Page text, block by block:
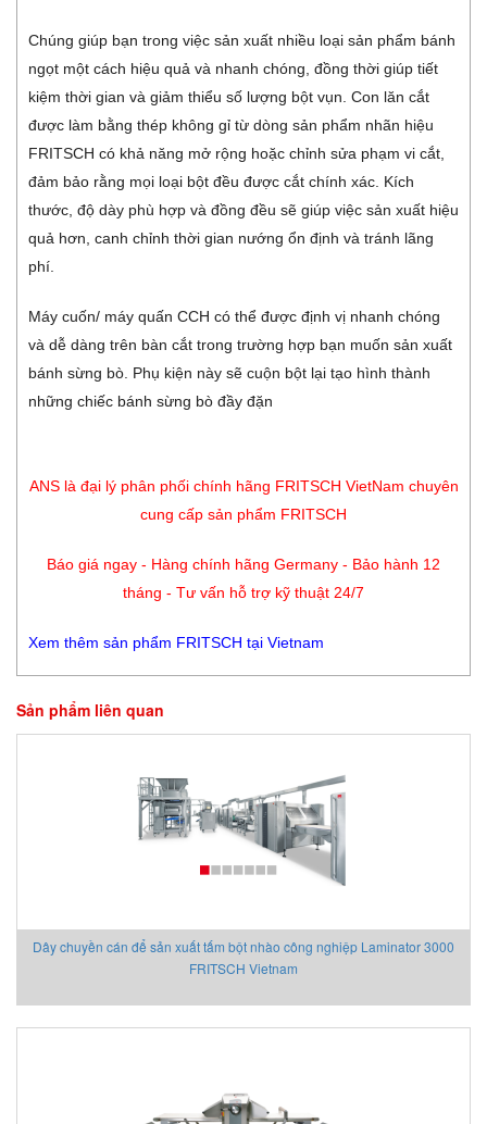
Chúng giúp bạn trong việc sản xuất nhiều loại sản phẩm bánh
ngọt một cách hiệu quả và nhanh chóng, đồng thời giúp tiết
kiệm thời gian và giảm thiểu số lượng bột vụn. Con lăn cắt
được làm bằng thép không gỉ từ dòng sản phẩm nhãn hiệu
FRITSCH có khả năng mở rộng hoặc chỉnh sửa phạm vi cắt,
đảm bảo rằng mọi loại bột đều được cắt chính xác. Kích
thước, độ dày phù hợp và đồng đều sẽ giúp việc sản xuất hiệu
quả hơn, canh chỉnh thời gian nướng ổn định và tránh lãng
phí.
Máy cuốn/ máy quấn CCH có thể được định vị nhanh chóng
và dễ dàng trên bàn cắt trong trường hợp bạn muốn sản xuất
bánh sừng bò. Phụ kiện này sẽ cuộn bột lại tạo hình thành
những chiếc bánh sừng bò đầy đặn
ANS là đại lý phân phối chính hãng FRITSCH VietNam chuyên
cung cấp sản phẩm FRITSCH
Báo giá ngay - Hàng chính hãng Germany - Bảo hành 12
tháng - Tư vấn hỗ trợ kỹ thuật 24/7
Xem thêm sản phẩm FRITSCH tại Vietnam
Sản phẩm liên quan
Dây chuyền cán để sản xuất tấm bột nhào công nghiệp Laminator 3000
FRITSCH Vietnam